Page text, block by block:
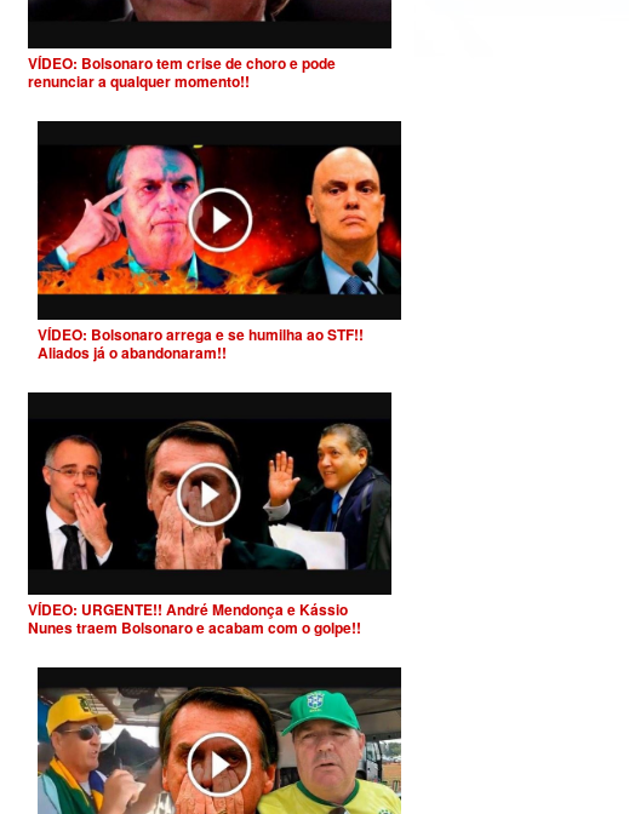
VÍDEO: Bolsonaro tem crise de choro e pode
renunciar a qualquer momento!!
VÍDEO: Bolsonaro arrega e se humilha ao STF!!
Aliados já o abandonaram!!
VÍDEO: URGENTE!! André Mendonça e Kássio
Nunes traem Bolsonaro e acabam com o golpe!!